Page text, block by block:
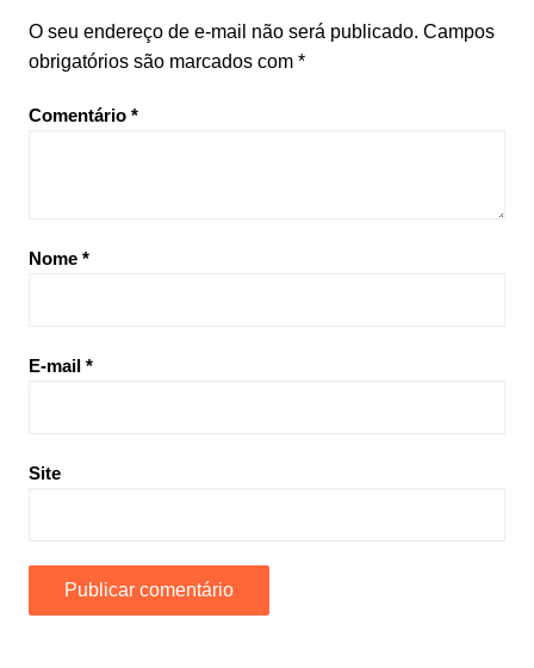
O seu endereço de e-mail não será publicado. Campos
obrigatórios são marcados com *
Comentário *
Nome *
E-mail *
Site